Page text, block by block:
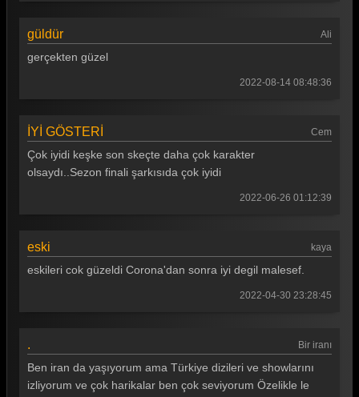
güldür Ali
gerçekten güzel
2022-08-14 08:48:36
İYİ GÖSTERİ Cem
Çok iyidi keşke son skeçte daha çok karakter
olsaydı..Sezon finali şarkısıda çok iyidi
2022-06-26 01:12:39
eski kaya
eskileri cok güzeldi Corona'dan sonra iyi degil malesef.
2022-04-30 23:28:45
. Bir iranı
Ben iran da yaşıyorum ama Türkiye dizileri ve showlarını
izliyorum ve çok harikalar ben çok seviyorum Özelikle le